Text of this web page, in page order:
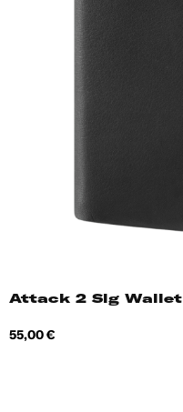
Attack 2 Slg Wallet
Hind
55,00 €